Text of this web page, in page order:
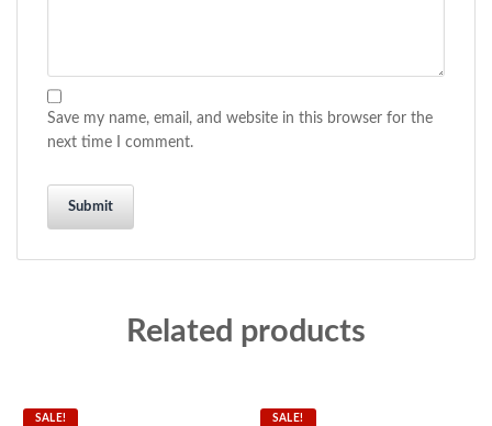
Save my name, email, and website in this browser for the
next time I comment.
Related products
SALE! SALE!